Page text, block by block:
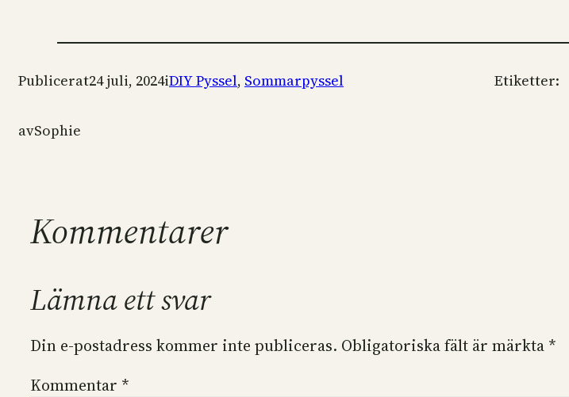
Publicerat24 juli, 2024iDIY Pyssel, Sommarpyssel
avSophie
Etiketter:
Kommentarer
Lämna ett svar
Din e-postadress kommer inte publiceras. Obligatoriska fält är märkta *
Kommentar *